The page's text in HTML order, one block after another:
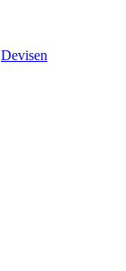
Devisen